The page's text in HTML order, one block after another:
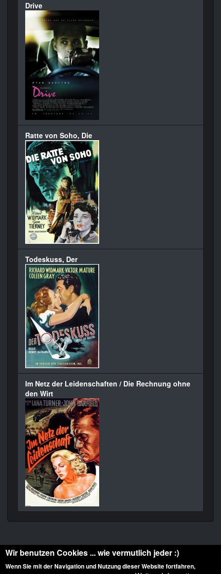
Drive
Ratte von Soho, Die
Todeskuss, Der
Im Netz der Leidenschaften / Die Rechnung ohne
den Wirt
Wir benutzen Cookies ... wie vermutlich jeder :)
Wenn Sie mit der Navigation und Nutzung dieser Website fortfahren,